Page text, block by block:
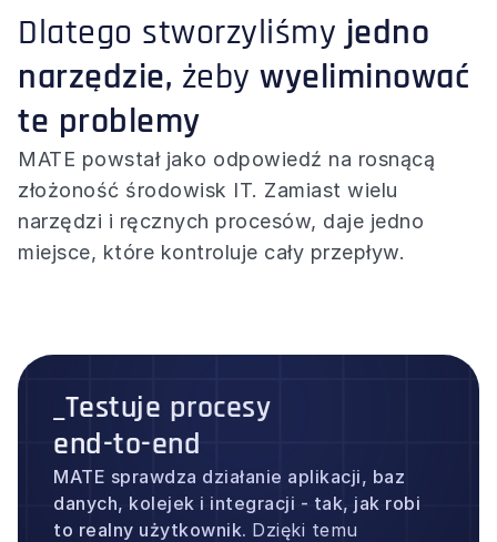
Dlatego stworzyliśmy jedno
narzędzie, żeby wyeliminować
te problemy
MATE powstał jako odpowiedź na rosnącą
złożoność środowisk IT. Zamiast wielu
narzędzi i ręcznych procesów, daje jedno
miejsce, które kontroluje cały przepływ.
_Testuje procesy
end-to-end
MATE sprawdza działanie aplikacji, baz
danych, kolejek i integracji - tak, jak robi
to realny użytkownik. Dzięki temu